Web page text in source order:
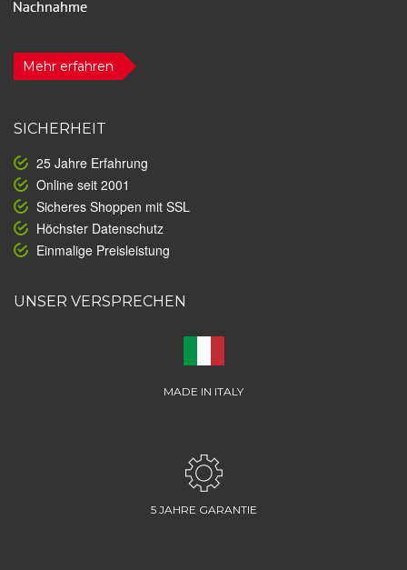
Mehr erfahren
SICHERHEIT
25 Jahre Erfahrung
Online seit 2001
Sicheres Shoppen mit SSL
Höchster Datenschutz
Einmalige Preisleistung
UNSER VERSPRECHEN
MADE IN ITALY
5 JAHRE GARANTIE